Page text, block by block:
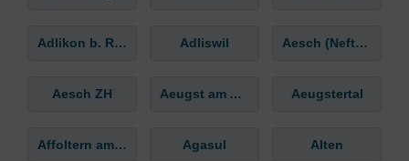
Adlikon b. Regensdorf Adliswil Aesch (Neftenbach)
Aesch ZH Aeugst am Albis Aeugstertal
Affoltern am Albis Agasul Alten